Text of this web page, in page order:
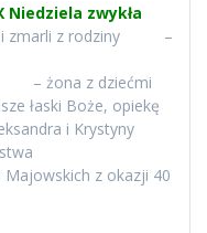
Niedziela zwykła
i zmarli z rodziny –
– żona z dziećmi
łaski Boże, opiekę
i Krystyny
Majowskich z okazji 40